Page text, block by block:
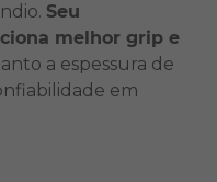
Seu
melhor grip e
a espessura de
em